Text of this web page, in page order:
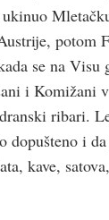
potom
se na Visu
i Komižani
ribari.
dopušteno i
kave,